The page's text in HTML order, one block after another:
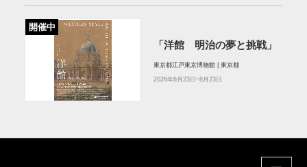
開催中
「洋館 明治の夢と挑戦」
東京都江戸東京博物館 | 東京都
2026年6月23日~8月23日